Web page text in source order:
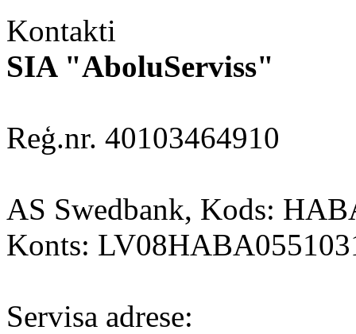
Kontakti
SIA "AboluServiss"
Reģ.nr. 40103464910
AS Swedbank, Kods:
Konts:
Servisa adrese: